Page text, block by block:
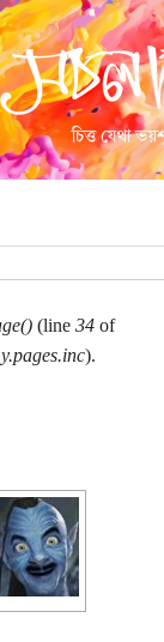
(line 34of
).